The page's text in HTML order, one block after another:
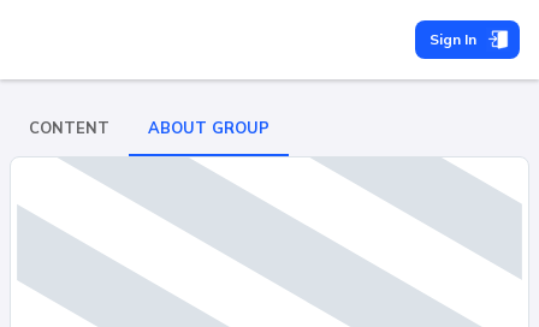
Sign In
CONTENT ABOUT GROUP